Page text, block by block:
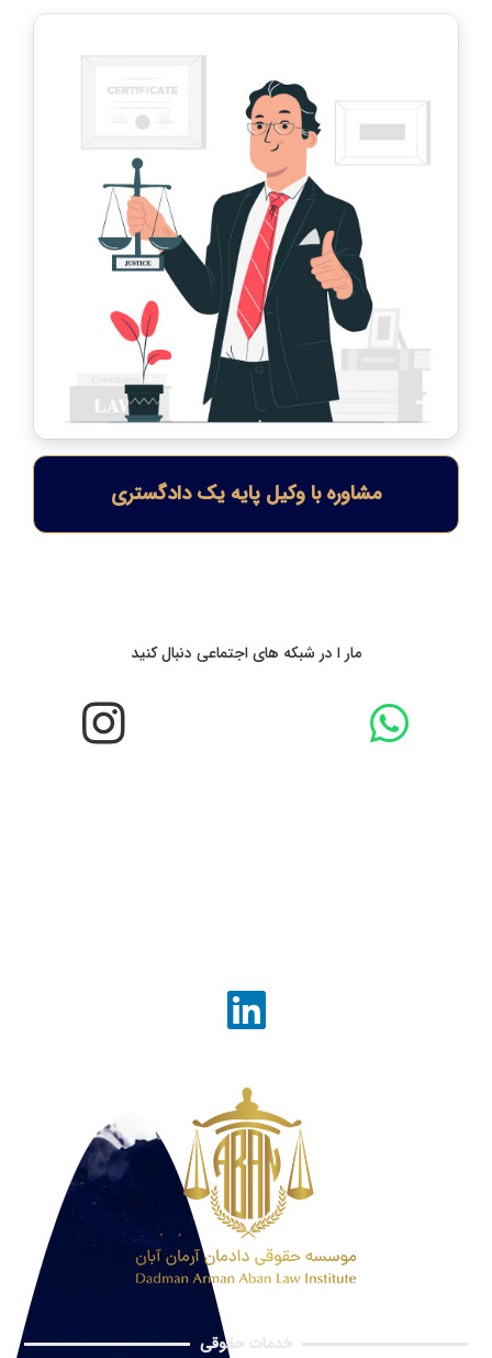
مشاوره با وکیل پایه یک دادگستری
مار ا در شبکه های اجتماعی دنبال کنید
خدمات حقوقی